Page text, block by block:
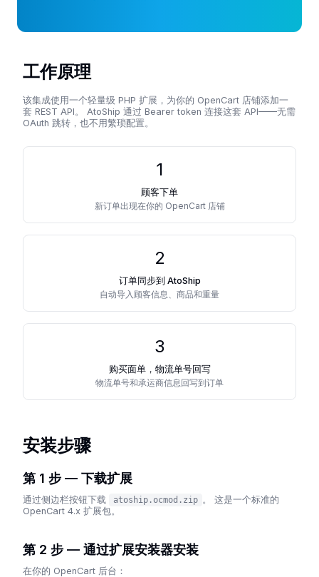
工作原理
该集成使用一个轻量级 PHP 扩展，为你的 OpenCart 店铺添加一
套 REST API。 AtoShip 通过 Bearer token 连接这套 API——无需
OAuth 跳转，也不用繁琐配置。
1
顾客下单
新订单出现在你的 OpenCart 店铺
2
订单同步到 AtoShip
自动导入顾客信息、商品和重量
3
购买面单，物流单号回写
物流单号和承运商信息回写到订单
安装步骤
第 1 步 — 下载扩展
通过侧边栏按钮下载 atoship.ocmod.zip 。 这是一个标准的
OpenCart 4.x 扩展包。
第 2 步 — 通过扩展安装器安装
在你的 OpenCart 后台：